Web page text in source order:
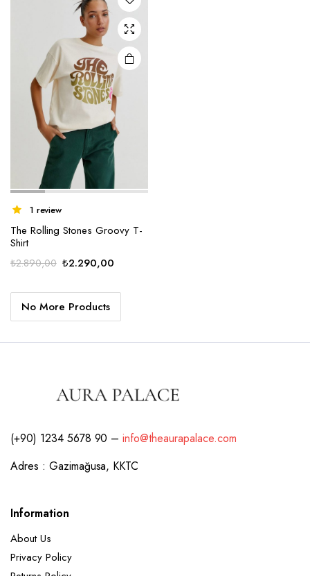
1 review
The Rolling Stones Groovy T-
Shirt
₺2.890,00 Orijinal
₺2.890,00.
₺2.290,00Şu
fiyat:
No More Products
(+90) 1234 5678 90 –info@theaurapalace.com
Adres : Gazimağusa, KKTC
Information
About Us
Privacy Policy